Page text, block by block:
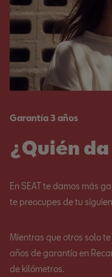
Garantía 3 años
¿Quién da
En SEAT te damos más
te preocupes de tu
Mientras que otros solo
años de garantía en
de kilómetros.